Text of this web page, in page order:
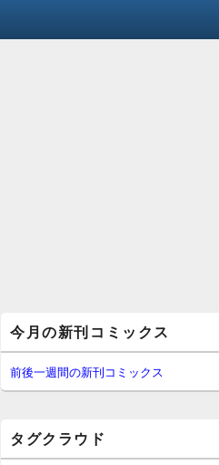
イ
ン
サ
イ
ー
今月の新刊コミックス
前後一週間の新刊コミックス
タグクラウド